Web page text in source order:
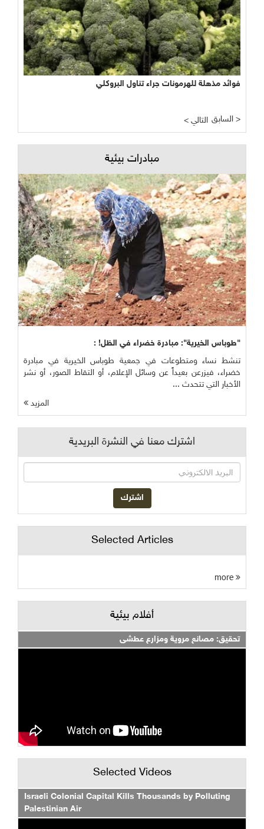
فوائد مذهلة للهرمونات جراء تناول البروكلي
< التالي السابق >
مبادرات بيئية
"طوباس الخيرية": مبادرة خضراء في الظل! :
تنشط نساء ومتطوعات في جمعية طوباس الخيرية في مبادرة
خضراء، فيزرعن بعيداً عن وسائل الإعلام، أو التقاط الصور، أو نشر
الأخبار التي تتحدث ...
المزيد
اشترك معنا في النشرة البريدية
Selected Articles
أفلام بيئية
تحقيق: مصانع مروية ومزارع عطشى
Selected Videos
Israeli Colonial Capital Kills Thousands by Polluting
Palestinian Air